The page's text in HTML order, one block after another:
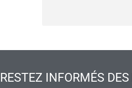
RESTEZ INFORMÉS DES